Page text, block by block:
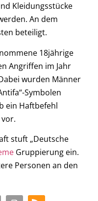
Kleidungsstücke
An dem
beteiligt.
18jährige
Angriffen im Jahr
wurden Männer
Symbolen
ein Haftbefehl
stuft „Deutsche
Gruppierung ein.
Personen an den